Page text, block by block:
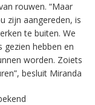
rouwen. “Maar
zijn aangereden, is
te buiten. We
hebben en
worden. Zoiets
besluit Miranda